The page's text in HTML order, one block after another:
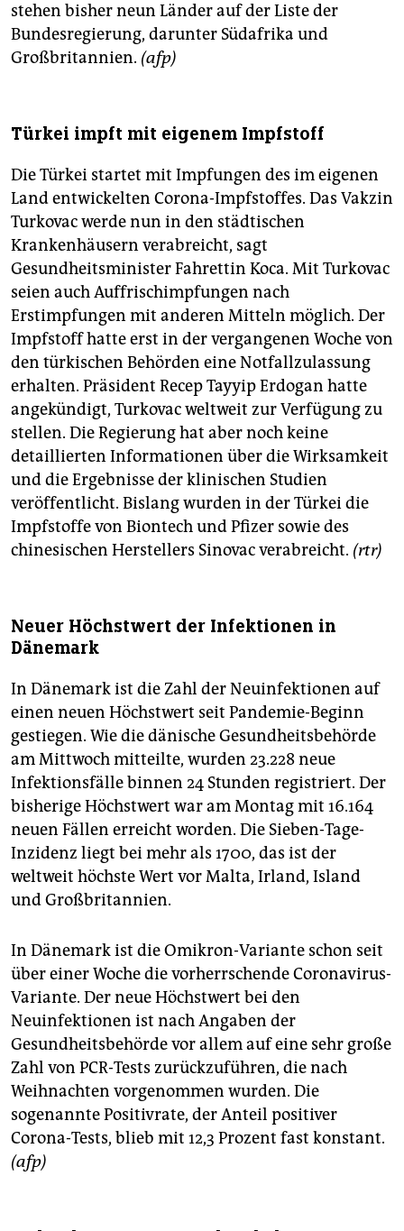
stehen bisher neun Länder auf der Liste der
Bundesregierung, darunter Südafrika und
Großbritannien. (afp)
Türkei impft mit eigenem Impfstoff
Die Türkei startet mit Impfungen des im eigenen
Land entwickelten Corona-Impfstoffes. Das Vakzin
Turkovac werde nun in den städtischen
Krankenhäusern verabreicht, sagt
Gesundheitsminister Fahrettin Koca. Mit Turkovac
seien auch Auffrischimpfungen nach
Erstimpfungen mit anderen Mitteln möglich. Der
Impfstoff hatte erst in der vergangenen Woche von
den türkischen Behörden eine Notfallzulassung
erhalten. Präsident Recep Tayyip Erdogan hatte
angekündigt, Turkovac weltweit zur Verfügung zu
stellen. Die Regierung hat aber noch keine
detaillierten Informationen über die Wirksamkeit
und die Ergebnisse der klinischen Studien
veröffentlicht. Bislang wurden in der Türkei die
Impfstoffe von Biontech und Pfizer sowie des
chinesischen Herstellers Sinovac verabreicht. (rtr)
Neuer Höchstwert der Infektionen in
Dänemark
In Dänemark ist die Zahl der Neuinfektionen auf
einen neuen Höchstwert seit Pandemie-Beginn
gestiegen. Wie die dänische Gesundheitsbehörde
am Mittwoch mitteilte, wurden 23.228 neue
Infektionsfälle binnen 24 Stunden registriert. Der
bisherige Höchstwert war am Montag mit 16.164
neuen Fällen erreicht worden. Die Sieben-Tage-
Inzidenz liegt bei mehr als 1700, das ist der
weltweit höchste Wert vor Malta, Irland, Island
und Großbritannien.
In Dänemark ist die Omikron-Variante schon seit
über einer Woche die vorherrschende Coronavirus-
Variante. Der neue Höchstwert bei den
Neuinfektionen ist nach Angaben der
Gesundheitsbehörde vor allem auf eine sehr große
Zahl von PCR-Tests zurückzuführen, die nach
Weihnachten vorgenommen wurden. Die
sogenannte Positivrate, der Anteil positiver
Corona-Tests, blieb mit 12,3 Prozent fast konstant.
(afp)